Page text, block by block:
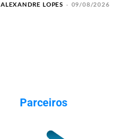
ALEXANDRE LOPES - 09/08/2026
Parceiros